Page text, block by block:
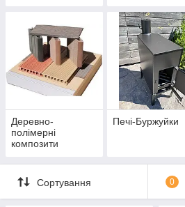
Деревно-
полімерні
композити
Печі-Буржуйки
Сортування 0